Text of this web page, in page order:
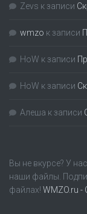
Zevs к записи
wmzo к записи
HoW к записи
HoW к записи
Алеша к записи
Вы не вкурсе? У
наши файлы.
файлах! WMZO.ru -